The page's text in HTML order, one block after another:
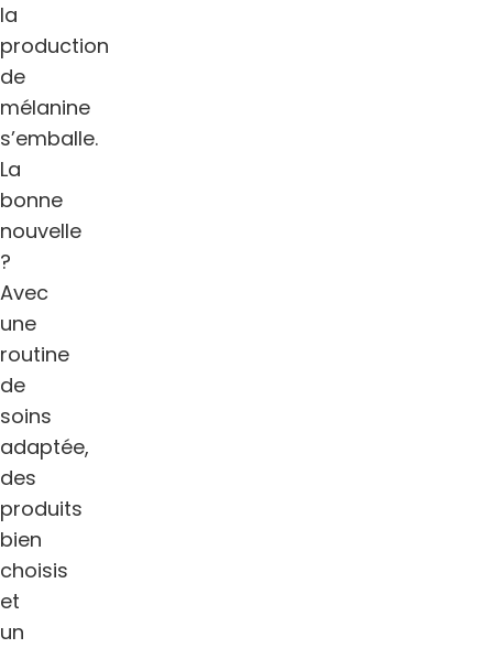
la
production
de
mélanine
s’emballe.
La
bonne
nouvelle
?
Avec
une
routine
de
soins
adaptée,
des
produits
bien
choisis
et
un